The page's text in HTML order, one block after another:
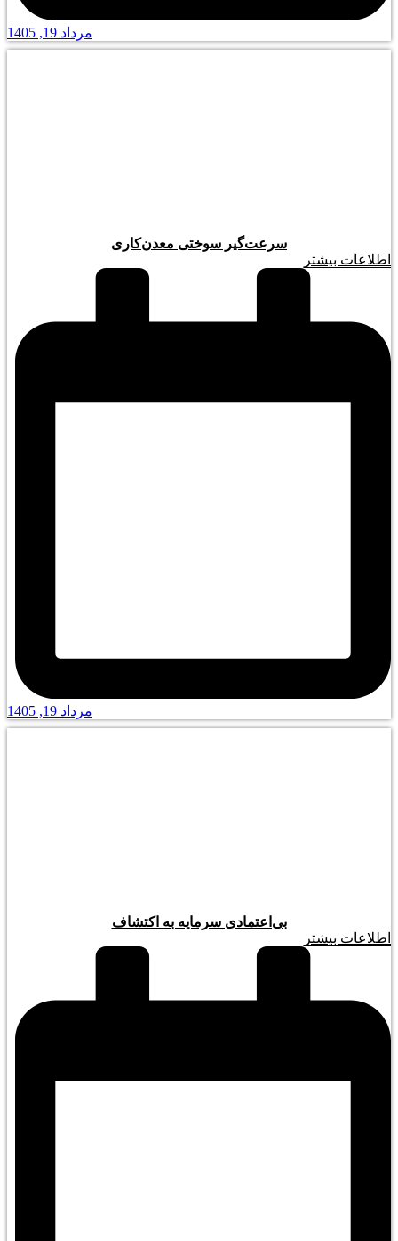
مرداد 19, 1405
سرعت‌گیر سوختی معدن‌کاری
اطلاعات بیشتر
مرداد 19, 1405
بی‌اعتمادی سرمایه به اکتشاف
اطلاعات بیشتر